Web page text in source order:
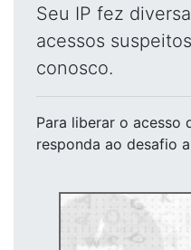
Seu IP fez
acessos
conosco.
Para liberar o acesso
responda ao desafio